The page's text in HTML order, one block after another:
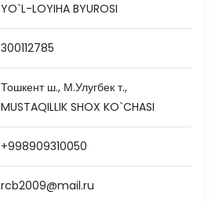
YO`L-LOYIHA BYUROSI
300112785
Тошкент ш., М.Улугбек т.,
MUSTAQILLIK SHOX KO`CHASI
+998909310050
rcb2009@mail.ru